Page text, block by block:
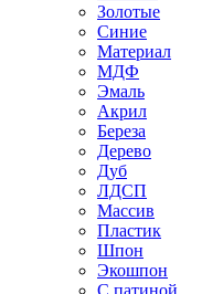
Золотые
Синие
Материал
МДФ
Эмаль
Акрил
Береза
Дерево
Дуб
ЛДСП
Массив
Пластик
Шпон
Экошпон
С патиной